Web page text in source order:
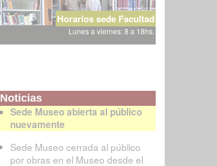
Horarios sede Facultad
Lunes a viernes: 8 a 18hs.
Noticias
Sede Museo abierta al público
nuevamente
Sede Museo cerrada al público
por obras en el Museo desde el